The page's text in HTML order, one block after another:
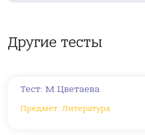
Другие тесты
Тест: М.Цветаева
Предмет: Литература